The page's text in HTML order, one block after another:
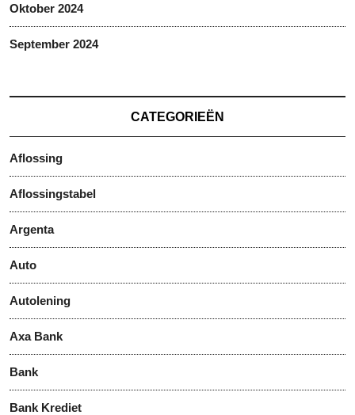
Oktober 2024
September 2024
CATEGORIEËN
Aflossing
Aflossingstabel
Argenta
Auto
Autolening
Axa Bank
Bank
Bank Krediet